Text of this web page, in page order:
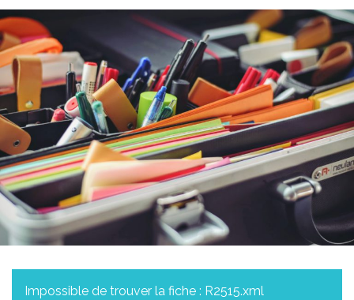
Impossible de trouver la fiche : R2515.xml